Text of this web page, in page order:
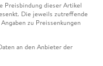
Preisbindung dieser Artikel
Die jeweils zutreffende
zu Preissenkungen
an den Anbieter der